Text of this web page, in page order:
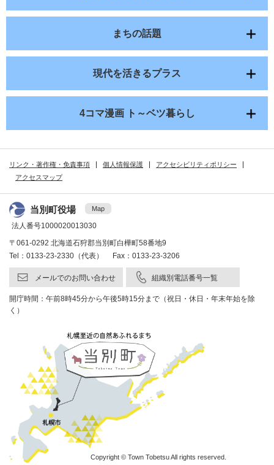
まちの話題
現代を活きるプラス
4コマ漫画 ト～ベツ暮らし
リンク・著作権・免責事項 個人情報保護
アクセシビリティポリシー
アクセスマップ
当別町役場 Map
法人番号1000020013030
〒061-0292 北海道石狩郡当別町白樺町58番地9
Tel：0133-23-2330（代表） Fax：0133-23-3206
メールでのお問い合わせ 組織別電話番号一覧
開庁時間：午前8時45分から午後5時15分まで（祝日・休日・年末年始を除
く）
Copyright © Town Tobetsu All rights reserved.